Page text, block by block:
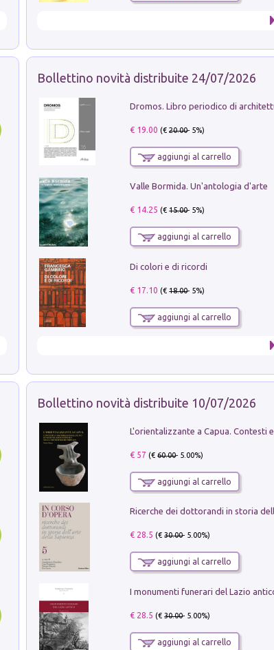
Bollettino novità distribuite 24/07/2026
€ 19.00 (€20.00- 5%)
aggiungi al carrello
Valle Bormida. Un'antologia d'arte
€ 14.25 (€15.00- 5%)
aggiungi al carrello
Di colori e di ricordi
€ 17.10 (€18.00- 5%)
aggiungi al carrello
Bollettino novità distribuite 10/07/2026
€ 57 (€60.00- 5.00%)
aggiungi al carrello
€ 28.5 (€30.00- 5.00%)
aggiungi al carrello
€ 28.5 (€30.00- 5.00%)
aggiungi al carrello